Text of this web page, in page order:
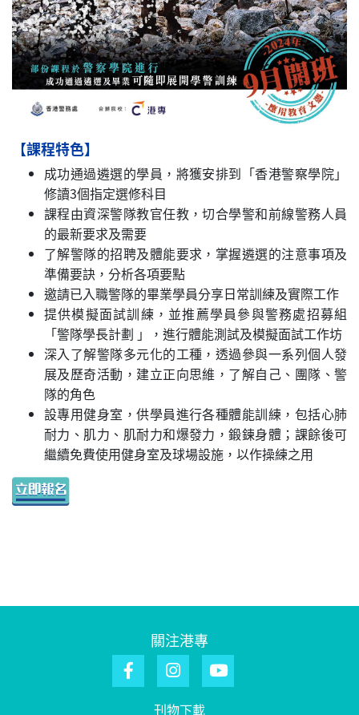
【課程特色】
成功通過遴選的學員，將獲安排到「香港警察學院」
修讀3個指定選修科目
課程由資深警隊教官任教，切合學警和前線警務人員
的最新要求及需要
了解警隊的招聘及體能要求，掌握遴選的注意事項及
準備要訣，分析各項要點
邀請已入職警隊的畢業學員分享日常訓練及實際工作
提供模擬面試訓練，並推薦學員參與警務處招募組
「警隊學長計劃 」，進行體能測試及模擬面試工作坊
深入了解警隊多元化的工種，透過參與一系列個人發
展及歷奇活動，建立正向思維，了解自己、團隊、警
隊的角色
設專用健身室，供學員進行各種體能訓練，包括心肺
耐力、肌力、肌耐力和爆發力，鍛鍊身體；課餘後可
繼續免費使用健身室及球場設施，以作操練之用
關注港專
刊物下載